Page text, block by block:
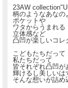
23AW
柄のようなあなの
ポケットや
ワタからうまれる
立体感など
凸凹が楽しいコレ
こどもたちだって
私たちだって
皆それぞれ凸凹が
輝けるし美しいは
そんな想いが詰め